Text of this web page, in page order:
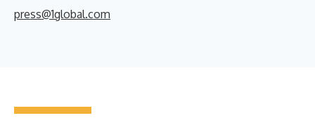
press@1global.com